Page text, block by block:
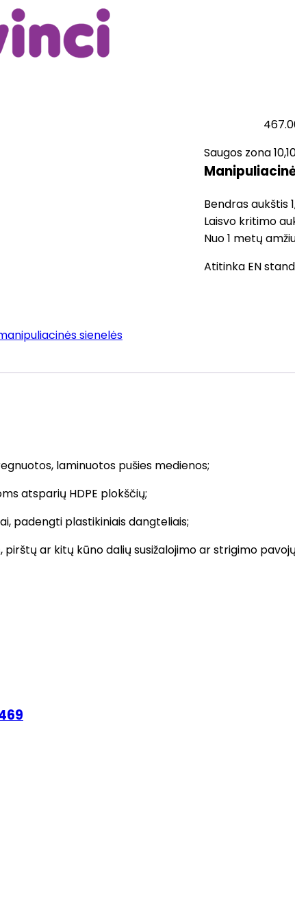
Saugos zona
Bendras aukštis
Laisvo kritimo
Nuo 1 metų
Atitinka EN
sienelės
laminuotos pušies medienos;
atsparių HDPE plokščių;
padengti plastikiniais dangteliais;
pirštų ar kitų kūno dalių susižalojimo ar strigimo